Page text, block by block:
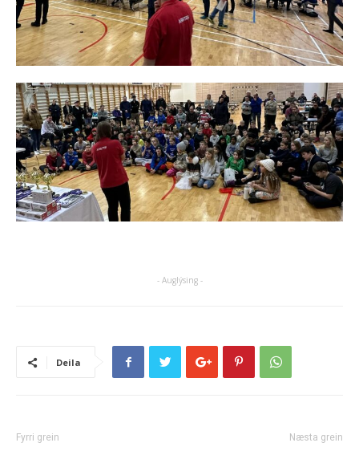
- Auglýsing -
Deila
Fyrri grein Næsta grein